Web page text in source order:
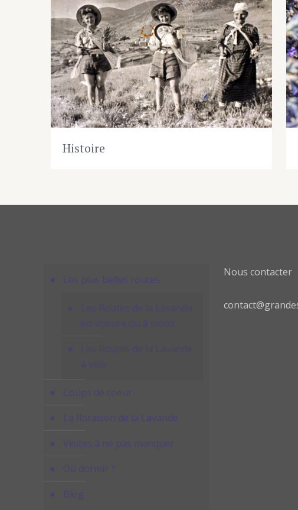
Histoire
Les plus belles routes
Les Routes de la Lavande
en voiture ou à moto
Les Routes de la Lavande
à vélo
Coups de coeur
La floraison de la Lavande
Visites à ne pas manquer
Où dormir ?
Blog
Nous contacter